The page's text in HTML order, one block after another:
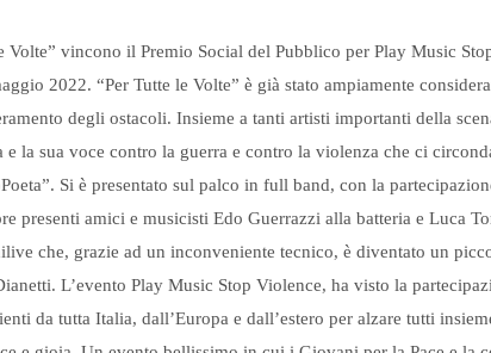
Volte” vincono il Premio Social del Pubblico per Play Music
2022. “Per Tutte le Volte” è già stato ampiamente
degli ostacoli. Insieme a tanti artisti importanti della
e la sua voce contro la guerra e contro la violenza che ci
Si è presentato sul palco in full band, con la
presenti amici e musicisti Edo Guerrazzi alla batteria e Luca
che, grazie ad un inconveniente tecnico, è diventato un
L’evento Play Music Stop Violence, ha visto la
da tutta Italia, dall’Europa e dall’estero per alzare tutti